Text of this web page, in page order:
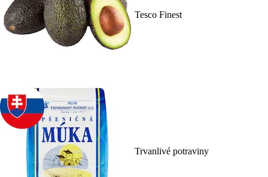
Tesco Finest
Trvanlivé potraviny